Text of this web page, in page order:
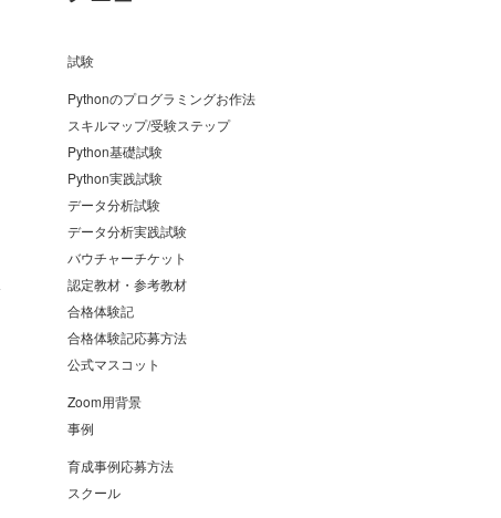
試験
Pythonのプログラミングお作法
スキルマップ/受験ステップ
Python基礎試験
Python実践試験
データ分析試験
データ分析実践試験
バウチャーチケット
認定教材・参考教材
合格体験記
合格体験記応募方法
公式マスコット
Zoom用背景
事例
育成事例応募方法
スクール